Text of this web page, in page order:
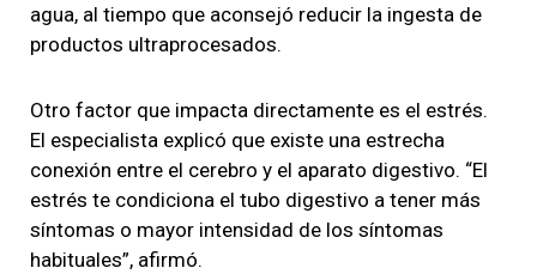
agua, al tiempo que aconsejó reducir la ingesta de
productos ultraprocesados.
Otro factor que impacta directamente es el estrés.
El especialista explicó que existe una estrecha
conexión entre el cerebro y el aparato digestivo. “El
estrés te condiciona el tubo digestivo a tener más
síntomas o mayor intensidad de los síntomas
habituales”, afirmó.